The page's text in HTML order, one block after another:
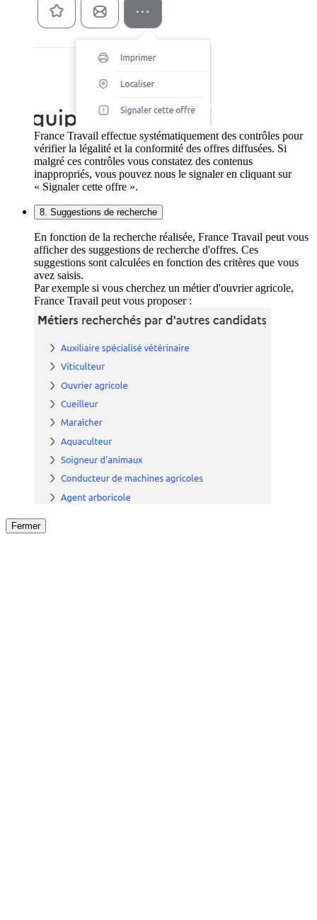
France Travail effectue systématiquement des contrôles pour
vérifier la légalité et la conformité des offres diffusées. Si
malgré ces contrôles vous constatez des contenus
inappropriés, vous pouvez nous le signaler en cliquant sur
« Signaler cette offre ».
8. Suggestions de recherche
En fonction de la recherche réalisée, France Travail peut vous
afficher des suggestions de recherche d'offres. Ces
suggestions sont calculées en fonction des critères que vous
avez saisis.
Par exemple si vous cherchez un métier d'ouvrier agricole,
France Travail peut vous proposer :
Fermer